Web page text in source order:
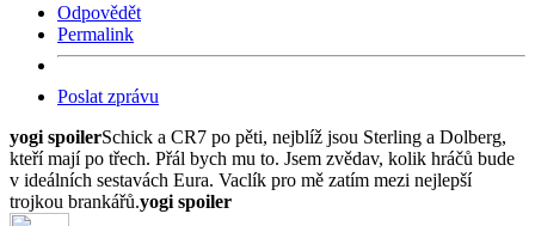
Odpovědět
Permalink
Poslat zprávu
yogi spoilerSchick a CR7 po pěti, nejblíž jsou Sterling a Dolberg,
kteří mají po třech. Přál bych mu to. Jsem zvědav, kolik hráčů bude
v ideálních sestavách Eura. Vaclík pro mě zatím mezi nejlepší
trojkou brankářů.yogi spoiler